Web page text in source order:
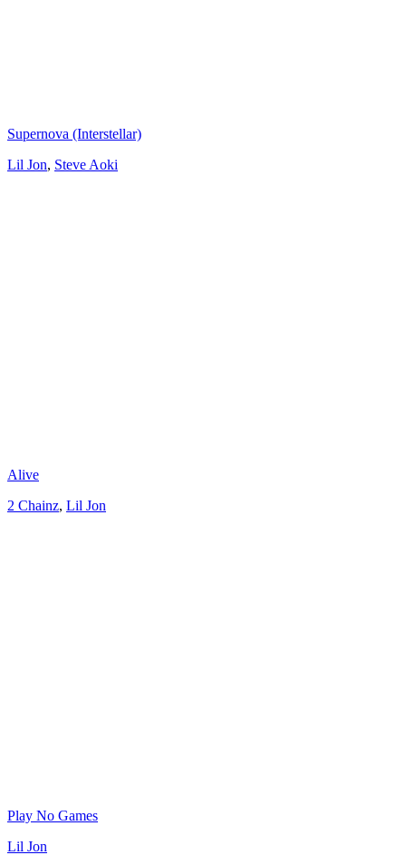
Supernova (Interstellar)
Lil Jon, Steve Aoki
Alive
2 Chainz, Lil Jon
Play No Games
Lil Jon